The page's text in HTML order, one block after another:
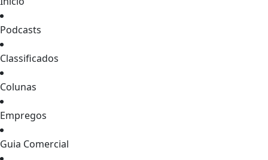
Podcasts
Classificados
Colunas
Empregos
Guia Comercial